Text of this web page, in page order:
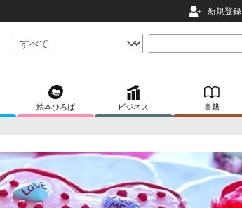
新規登録
絵本ひろば ビジネス 書籍